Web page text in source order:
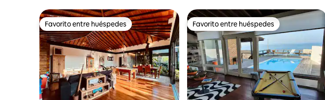
Favorito entre huéspedes
Favorito entre huéspedes Favorito entre huéspedes
Favorito entre huéspedes